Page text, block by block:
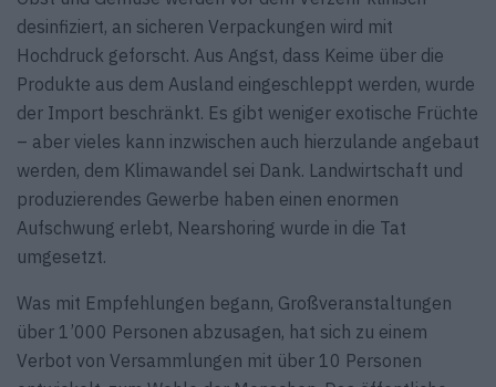
desinfiziert, an sicheren Verpackungen wird mit
Hochdruck geforscht. Aus Angst, dass Keime über die
Produkte aus dem Ausland eingeschleppt werden, wurde
der Import beschränkt. Es gibt weniger exotische Früchte
– aber vieles kann inzwischen auch hierzulande angebaut
werden, dem Klimawandel sei Dank. Landwirtschaft und
produzierendes Gewerbe haben einen enormen
Aufschwung erlebt, Nearshoring wurde in die Tat
umgesetzt.
Was mit Empfehlungen begann, Großveranstaltungen
über 1’000 Personen abzusagen, hat sich zu einem
Verbot von Versammlungen mit über 10 Personen